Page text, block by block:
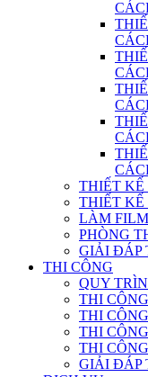
THIẾT KẾ
THIẾT KẾ
LÀM
PHÒNG
GIẢI ĐÁP
THI CÔNG
QUY
THI
THI
THI
THI
GIẢI ĐÁP